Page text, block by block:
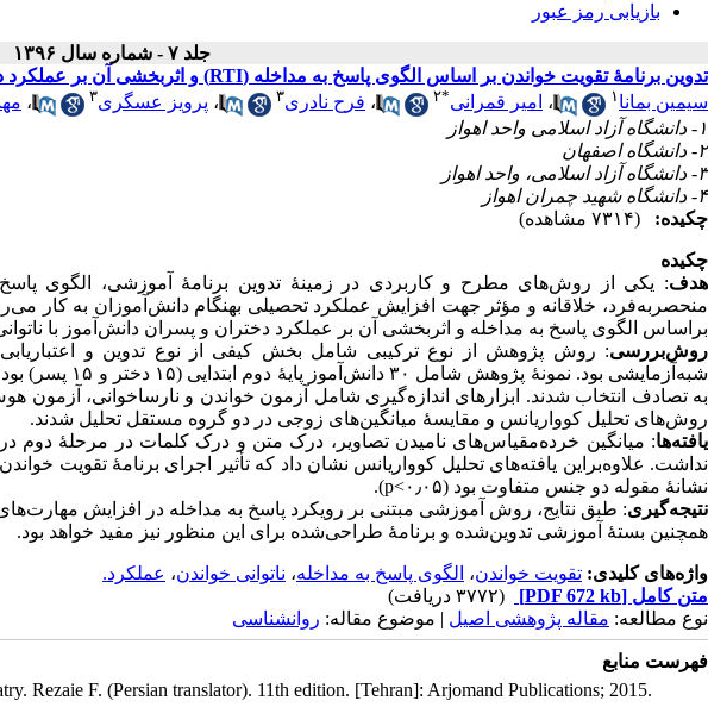
بازیابی رمز عبور
جلد ۷ - شماره سال ۱۳۹۶
تدوین برنامهٔ تقویت خواندن بر اساس الگوی پاسخ به مداخله (RTI) و اثربخشی آن بر عملکرد دانش‌آموزان با ناتوانی خواندن
سیمین بمانا ۱ ، امیر قمرانی*۲ ، فرح نادری۳ ، پرویز عسگری۳ ،
۱- دانشگاه آزاد اسلامی واحد اهواز
۲- دانشگاه اصفهان
۳- دانشگاه آزاد اسلامی، واحد اهواز
۴- دانشگاه شهید چمران اهواز
چکیده:
(۷۳۱۴ مشاهده)
چکیده
هدف: یکی از روش‌های مطرح و کاربردی در زمینۀ تدوین برنامۀ آموزشی، الگوی
منحصر‌به‌فرد، خلاقانه و مؤثر جهت افزایش عملکرد تحصیلی بهنگام دانش‌آموزان به کار
بر‌اساس الگوی پاسخ به مداخله و اثربخشی آن بر عملکرد دختران و پسران دانش‌آموز با
روش‌بررسی: روش پژوهش از نوع ترکیبی شامل بخش کیفی از نوع تدوین و
به تصادف‌ انتخاب شدند. ابزارهای اندازه‌گیری شامل آزمون خواندن و نارساخوانی، آزمون
روش‌های تحلیل کوواریانس و مقایسهٔ میانگین‌های زوجی در دو گروه مستقل تحلیل شدند.
یافته‌ها: میانگین خرده‌مقیاس‌های نامیدن تصاویر، درک متن و درک کلمات در مرحلۀ دوم
نداشت. علاوه‌براین یافته‌های تحلیل کوواریانس نشان داد که تأثیر اجرای برنامۀ تقویت
نشانۀ مقوله دو جنس متفاوت بود (۰٫۰۵>p).
نتیجه‌گیری: طبق نتایج، روش آموزشی مبتنی بر رویکرد پاسخ به مداخله در افزایش
همچنین بستۀ آموزشی تدوین‌شده و برنامۀ طراحی‌شده برای این منظور نیز مفید خواهد بود.
واژه‌های کلیدی: تقویت خواندن، الگوی پاسخ به مداخله، ناتوانی خواندن، عملکرد.
متن کامل [PDF 672 kb]
(۳۷۷۲ دریافت)
نوع مطالعه: مقاله پژوهشی اصیل | موضوع مقاله: روانشناسی
فهرست منابع
Rezaie F. (Persian translator). 11th edition. [Tehran]: Arjomand Publications; 2015.